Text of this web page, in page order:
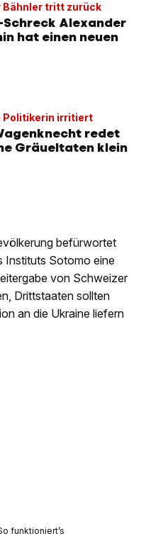
tritt zurück
Alexander
hat einen neuen
Politikerin irritiert
redet
Gräueltaten klein
befürwortet
Instituts Sotomo eine
von Schweizer
Drittstaaten sollten
an die Ukraine liefern
funktioniert’s